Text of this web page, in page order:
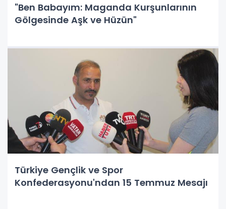
"Ben Babayım: Maganda Kurşunlarının
Gölgesinde Aşk ve Hüzün"
Türkiye Gençlik ve Spor
Konfederasyonu'ndan 15 Temmuz Mesajı